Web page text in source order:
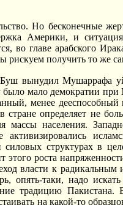
Но бесконечные
Америки, и
во главе арабского
рискуем получить то же
вынудил Мушаррафа
мало демократии
менее
определяет не
населения.
структурах в
роста
власти к радикальным
опять-таки, надо
традицию Пакистана.
на какой-то